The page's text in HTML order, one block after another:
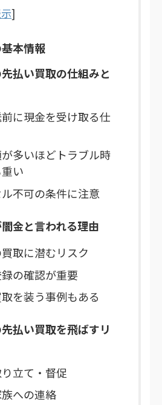
]
本情報
払い買取の仕組みと
に現金を受け取る仕
多いほどトラブル時
い
不可の条件に注意
金と言われる理由
取に潜むリスク
の確認が重要
を装う事例もある
払い買取を飛ばすリ
立て・督促
への連絡